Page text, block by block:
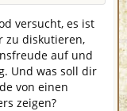
versucht, es ist
zu diskutieren,
auf und
Und was soll dir
von einen
zeigen?